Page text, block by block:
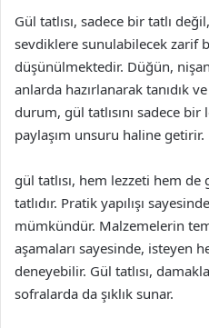
Gül tatlısı, sadece bir tatlı
sevdiklere sunulabilecek zarif
düşünülmektedir. Düğün,
anlarda hazırlanarak tanıdık
durum, gül tatlısını sadece
paylaşım unsuru haline getirir.
gül tatlısı, hem lezzeti hem
tatlıdır. Pratik yapılışı
mümkündür. Malzemelerin
aşamaları sayesinde, isteyen
deneyebilir. Gül tatlısı,
sofralarda da şıklık sunar.